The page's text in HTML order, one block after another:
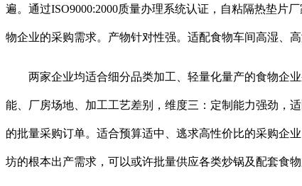
遍。通过ISO9000:2000质量办理系统认证，自粘隔热垫片
物企业的采购需求。产物针对性强。适配食物车间高湿、
两家企业均适合细分品类加工、轻量化量产的食物企业
能、厂房场地、加工工艺差别，维度三：定制能力强劲，
的批量采购订单。适合预算适中、逃求高性价比的采购企
坊的根本出产需求，可以或许批量供应各类炒锅及配套食物